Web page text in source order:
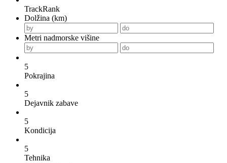
TrackRank
Dolžina (km)
Metri nadmorske višine
5
Pokrajina
5
Dejavnik zabave
5
Kondicija
5
Tehnika